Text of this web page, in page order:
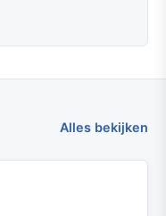
Alles bekijken